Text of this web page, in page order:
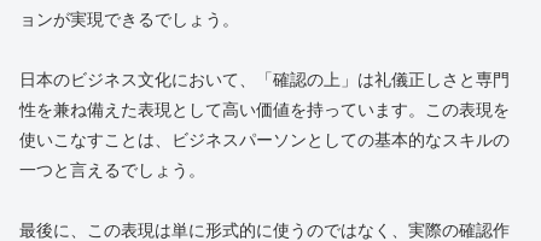
ョンが実現できるでしょう。
日本のビジネス文化において、「確認の上」は礼儀正しさと専門
性を兼ね備えた表現として高い価値を持っています。この表現を
使いこなすことは、ビジネスパーソンとしての基本的なスキルの
一つと言えるでしょう。
最後に、この表現は単に形式的に使うのではなく、実際の確認作